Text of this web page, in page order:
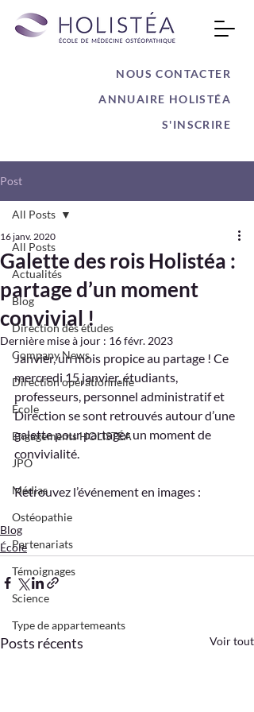
NOUS CONTACTER
ANNUAIRE HOLISTÉA
S'INSCRIRE
Post
All Posts
Actualités
Blog
Direction des études
Company News
Direction opérationnelle
École
Engagements HOLISTÉA
JPO
Médias
Ostéopathie
Partenariats
Témoignages
Science
Type de appartemeants
All Posts
Galette des rois Holistéa :
partage d’un moment
convivial !
16 janv. 2020
Dernière mise à jour : 16 févr. 2023
Janvier, un mois propice au partage ! Ce
mercredi 15 janvier, étudiants,
professeurs, personnel administratif et
Direction se sont retrouvés autour d’une
galette pour partager un moment de
convivialité.
Retrouvez l’événement en images :
Blog
École
Posts récents Voir tout